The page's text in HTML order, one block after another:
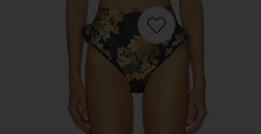
Favorite